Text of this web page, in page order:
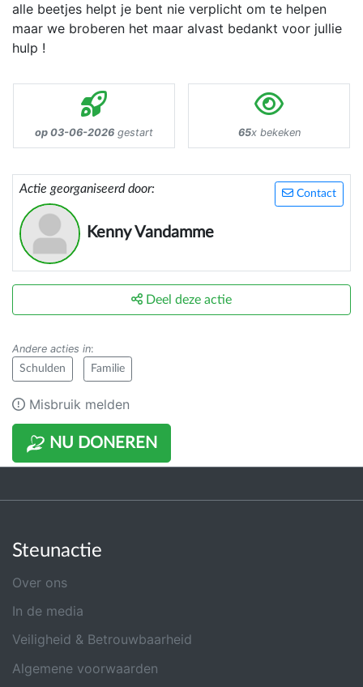
alle beetjes helpt je bent nie verplicht om te helpen
maar we broberen het maar alvast bedankt voor jullie
hulp !
op 03-06-2026 gestart 65x bekeken
Contact
Actie georganiseerd door:
Kenny Vandamme
NU DONEREN
Deel deze actie
Andere acties in:
Schulden Familie
Misbruik melden
Steunactie
Over ons
In de media
Veiligheid & Betrouwbaarheid
Algemene voorwaarden